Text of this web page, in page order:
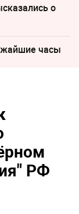
о
часы
РФ